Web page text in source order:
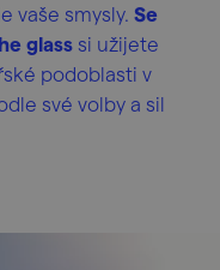
vaše smysly. Se
glass si užijete
podoblasti v
své volby a sil